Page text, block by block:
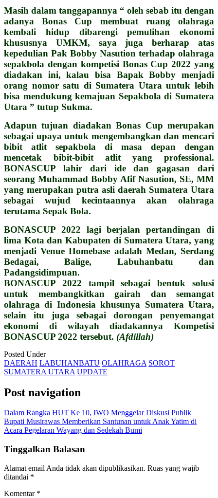
Masih dalam tanggapannya “ oleh sebab itu dengan
adanya Bonas Cup membuat ruang olahraga
kembali hidup dibarengi pemulihan ekonomi
khususnya UMKM, saya juga berharap atas
kepedulian Pak Bobby Nasution terhadap olahraga
sepakbola dengan kompetisi Bonas Cup 2022 yang
diadakan ini, kalau bisa Bapak Bobby menjadi
orang nomor satu di Sumatera Utara untuk lebih
bisa mendukung kemajuan Sepakbola di Sumatera
Utara ” tutup Sukma.
Adapun tujuan diadakan Bonas Cup merupakan
sebagai upaya untuk mengembangkan dan mencari
bibit atlit sepakbola di masa depan dengan
mencetak bibit-bibit atlit yang professional.
BONASCUP lahir dari ide dan gagasan dari
seorang Muhammad Bobby Afif Nasution, SE, MM
yang merupakan putra asli daerah Sumatera Utara
sebagai wujud kecintaannya akan olahraga
terutama Sepak Bola.
BONASCUP 2022 lagi berjalan pertandingan di
lima Kota dan Kabupaten di Sumatera Utara, yang
menjadi Venue Homebase adalah Medan, Serdang
Bedagai, Balige, Labuhanbatu dan
Padangsidimpuan.
BONASCUP 2022 tampil sebagai bentuk solusi
untuk membangkitkan gairah dan semangat
olahraga di Indonesia khusunya Sumatera Utara,
selain itu juga sebagai dorongan penyemangat
ekonomi di wilayah diadakannya Kompetisi
BONASCUP 2022 tersebut. (Afdillah)
Posted Under
DAERAH LABUHANBATU OLAHRAGA SOROT
SUMATERA UTARA UPDATE
Post navigation
Dalam Rangka HUT Ke 10, IWO Menggelar Diskusi Publik
Bupati Musirawas Memberikan Santunan untuk Anak Yatim di
Acara Pegelaran Wayang dan Sedekah Bumi
Tinggalkan Balasan
Alamat email Anda tidak akan dipublikasikan. Ruas yang wajib
ditandai *
Komentar *